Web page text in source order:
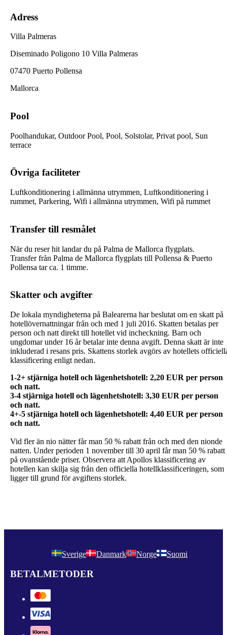
Adress
Villa Palmeras
Diseminado Poligono 10 Villa Palmeras
07470 Puerto Pollensa
Mallorca
Pool
Poolhandukar, Outdoor Pool, Pool, Solstolar, Privat pool, Sun
terrace
Övriga faciliteter
Luftkonditionering i allmänna utrymmen, Luftkonditionering i
rummet, Parkering, Wifi i allmänna utrymmen, Wifi på rummet
Transfer till resmålet
När du reser hit landar du på Palma de Mallorca flygplats.
Transfer från Palma de Mallorca flygplats till Pollensa & Puerto
Pollensa tar ca. 1 timme.
Skatter och avgifter
De lokala myndigheterna på Balearerna har beslutat om en skatt på
hotellövernattningar från och med 1 juli 2016. Skatten betalas per
person och natt direkt till hotellet vid incheckning. Barn och
ungdomar under 16 år betalar inte denna avgift. Denna skatt är inte
inkluderad i resans pris. Skattens storlek avgörs av hotellets
klassificering enligt nedan.
1-2+ stjärniga hotell och lägenhetshotell: 2,20 EUR per person
och natt.
3-4 stjärniga hotell och lägenhetshotell: 3,30 EUR per person
och natt.
4+-5 stjärniga hotell och lägenhetshotell: 4,40 EUR per person
Vid fler än nio nätter får man 50 % rabatt från och med den nionde
natten. Under perioden 1 november till 30 april får man 50 % rabatt
på ovanstående priser. Observera att Apollos klassificering av
hotellen kan skilja sig från den officiella hotellklassificeringen, som
ligger till grund för avgiftens storlek.
Sverige Danmark Norge Suomi
BETALMETODER